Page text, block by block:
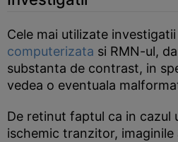
Cele mai utilizate
computerizata si RMN-ul,
substanta de contrast, in
vedea o eventuala
De retinut faptul ca in cazul
ischemic tranzitor,